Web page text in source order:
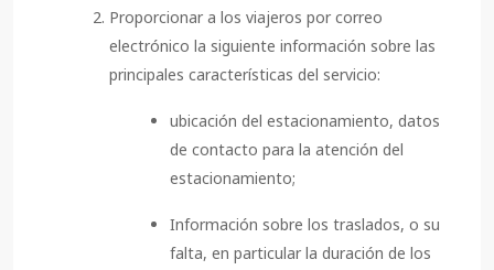
Proporcionar a los viajeros por correo
electrónico la siguiente información sobre las
principales características del servicio:
ubicación del estacionamiento, datos
de contacto para la atención del
estacionamiento;
Información sobre los traslados, o su
falta, en particular la duración de los